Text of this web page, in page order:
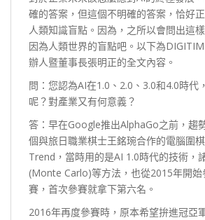
確的答案，但這個不明確的答案，恰好
人類知識盲點。因為，之所以會問出這
因為人類世界的盲點吧。以下為
辦人暨董事長張明正的全文內容。
問：您認為AI在1.0、2.0、3.0和4.0時代
呢？對產業又有何意義？
答：早在Google推出AlphaGo之前，趨
個與旅日職業棋士王銘琬合作的電腦圍
Trend，當時用的是AI 1.0時代的技術，
(Monte Carlo)等方法，也從2015年開
賽，首次參賽就拿下第六名。
2016年再度參賽時，原本希望拚進冠亞